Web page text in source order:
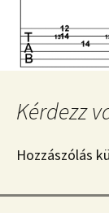
Kérdezz
Hozzászólás